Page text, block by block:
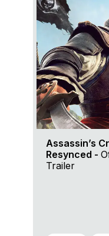
Assassin’s
Resynced -
Trailer